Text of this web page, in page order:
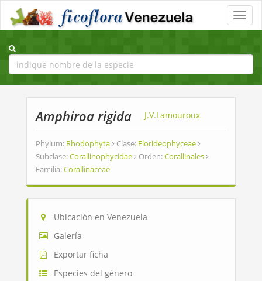
Toggle
Amphiroa rigida J.V.Lamouroux
Phylum: Rhodophyta Clase: Florideophyceae
Subclase:Corallinophycidae Orden:Corallinales
Familia:Corallinaceae
Ubicación en Venezuela
Galería
Exportar ficha
Especies del género